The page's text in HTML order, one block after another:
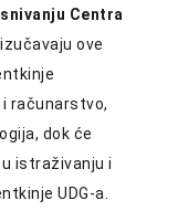
Centra
ove
računarstvo,
dok će
istraživanju i
UDG-a.